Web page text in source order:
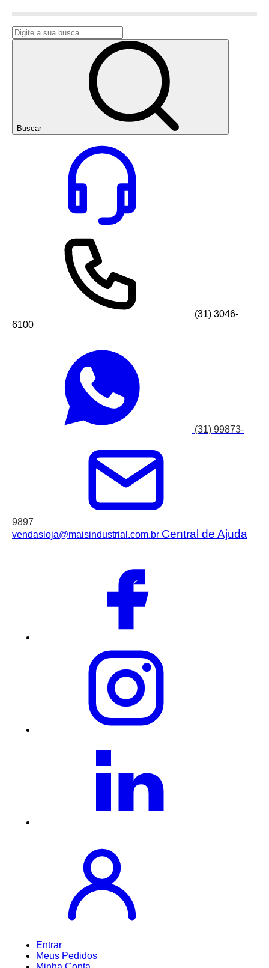
Buscar
(31) 3046-
6100
(31) 99873-
9897
vendasloja@maisindustrial.com.br Central de Ajuda
Entrar
Meus Pedidos